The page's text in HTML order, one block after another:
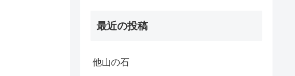
最近の投稿
他山の石